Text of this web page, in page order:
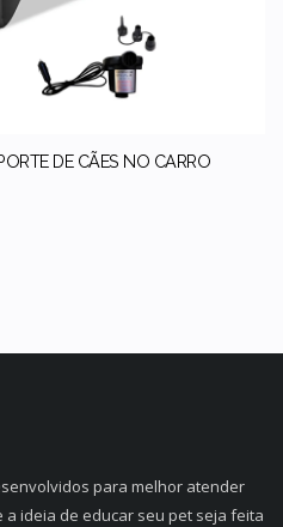
DE CÃES NO CARRO
para melhor atender
ideia de educar seu pet seja feita